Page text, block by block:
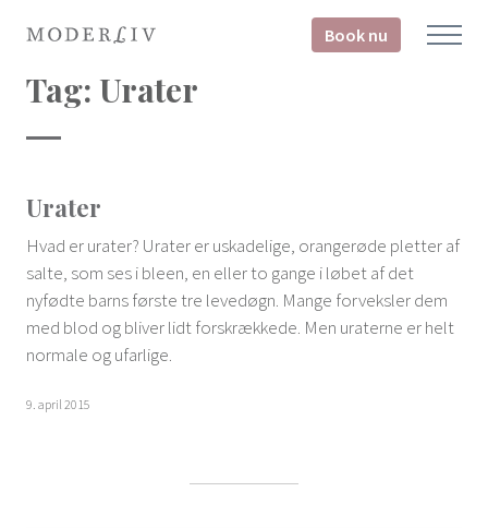
Book nu
Tag: Urater
Urater
Hvad er urater? Urater er uskadelige, orangerøde pletter af
salte, som ses i bleen, en eller to gange i løbet af det
nyfødte barns første tre levedøgn. Mange forveksler dem
med blod og bliver lidt forskrækkede. Men uraterne er helt
normale og ufarlige.
9. april 2015